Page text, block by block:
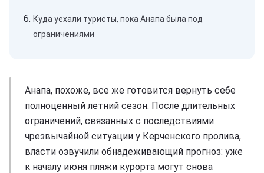
Куда уехали туристы, пока Анапа была под
ограничениями
Анапа, похоже, все же готовится вернуть себе
полноценный летний сезон. После длительных
ограничений, связанных с последствиями
чрезвычайной ситуации у Керченского пролива,
власти озвучили обнадеживающий прогноз: уже
к началу июня пляжи курорта могут снова